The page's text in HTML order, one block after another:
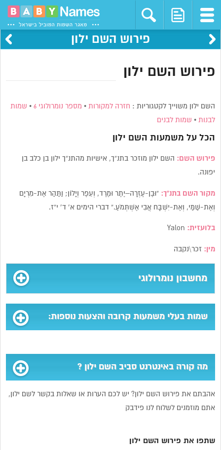
פירוש השם ילון
פירוש השם ילון
השם ילון משוייך לקטגוריות : חזרה למקורות • מספר נומרולוגי 6 • שמות
לבנות • שמות לבנים
הכל על משמעות השם ילון
פירוש השם: השם ילון מוזכר בתנ”ך, אישיות מהתנ”ך ילון בן כלב בן
יפונה.
מקור השם בתנ”ך: “וּבֶן-עֶזְרָה–יֶתֶר וּמֶרֶד, וְעֵפֶר וְיָלוֹן; וַתַּהַר אֶת-מִרְיָם
וְאֶת-שַׁמַּי, וְאֶת-יִשְׁבָּח אֲבִי אֶשְׁתְּמֹעַ.” דברי הימים א’ ד’ י”ז.
בלועזית:
מין: זכר\נקבה
מחשבון נומרולוגי
שמות בעלי משמעות קרובה והצעות נוספות:
מה קורה באינטרנט סביב השם ילון ?
אהבתם את פירוש השם ילון? יש לכם הערות או שאלות בקשר לשם ילון,
אתם מוזמנים לשלוח לנו פידבק
שתפו את פירוש השם ילון